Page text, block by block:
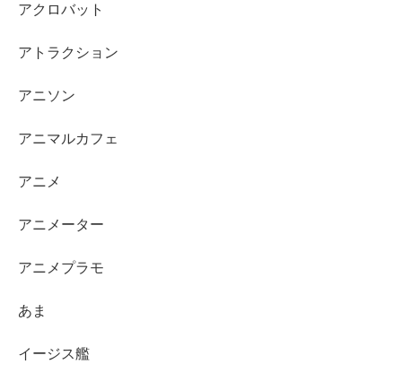
アクロバット
アトラクション
アニソン
アニマルカフェ
アニメ
アニメーター
アニメプラモ
あま
イージス艦